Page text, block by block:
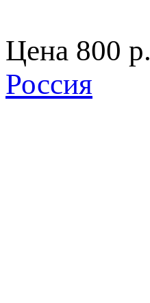
Цена 800 p.
Россия